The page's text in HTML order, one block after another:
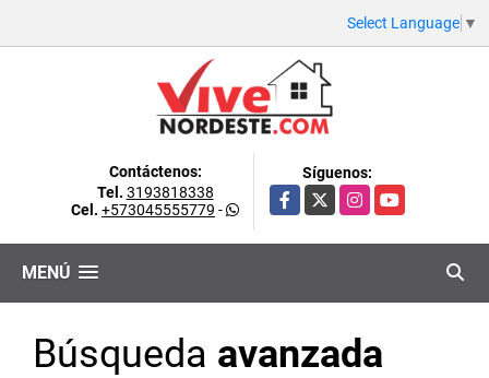
Select Language ▼
Contáctenos:
Tel. 3193818338
Cel. +573045555779 -
Síguenos:
Facebook
X InstagramYouTube
MENÚ
Búsqueda avanzada